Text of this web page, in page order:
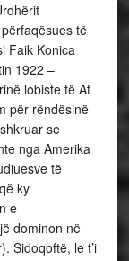
të
Faik Konica
1922 –
lobiste të At
për rëndësinë
se
nga Amerika
të
ky
e
dominon në
Sidoqoftë, le t’i